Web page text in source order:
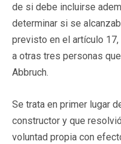
de si debe incluirse
determinar si se
previsto en el artículo 17,
a otras tres personas
Abbruch.
Se trata en primer lugar
constructor y que
voluntad propia con